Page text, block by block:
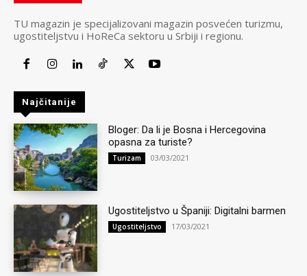
TU magazin je specijalizovani magazin posvećen turizmu,
ugostiteljstvu i HoReCa sektoru u Srbiji i regionu.
Najčitanije
Bloger: Da li je Bosna i Hercegovina
opasna za turiste?
Turizam 03/03/2021
Ugostiteljstvo u Španiji: Digitalni barmen
Ugostiteljstvo 17/03/2021